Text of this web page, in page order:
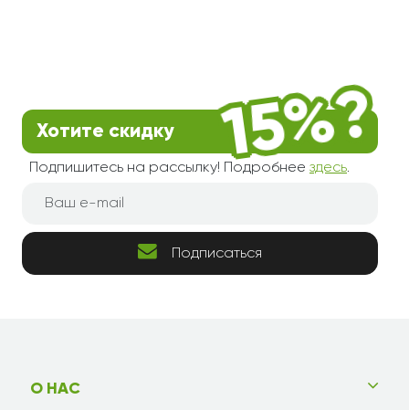
Хотите скидку
Подпишитесь на рассылку! Подробнее здесь.
Подписаться
О НАС